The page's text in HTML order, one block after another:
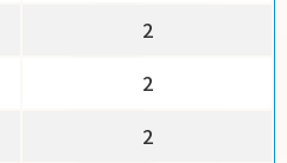
2
2
2